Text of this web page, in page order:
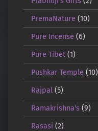
PremaNature (10)
Pure Incense (6)
Pure Tibet(1)
Pushkar Temple (10)
Rajpal (5)
Ramakrishna's(9)
Rasasi (2)